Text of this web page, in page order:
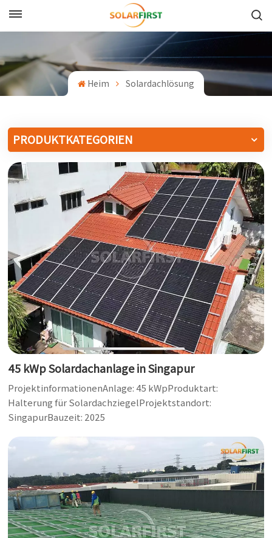
English
Français
中文
Русский
Español
日本語
한국어
بالعربية
Heim Solardachlösung
PRODUKTKATEGORIEN
45 kWp Solardachanlage in Singapur
ProjektinformationenAnlage: 45 kWpProduktart:
Halterung für SolardachziegelProjektstandort:
SingapurBauzeit: 2025